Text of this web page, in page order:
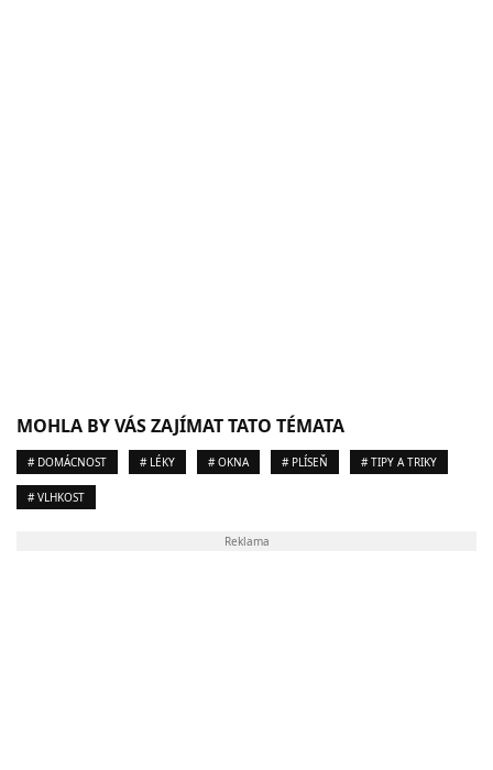
MOHLA BY VÁS ZAJÍMAT TATO TÉMATA
# DOMÁCNOST # LÉKY # OKNA # PLÍSEŇ # TIPY A TRIKY
# VLHKOST
Reklama